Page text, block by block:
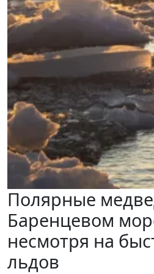
Полярные
Баренцевом
несмотря на
льдов